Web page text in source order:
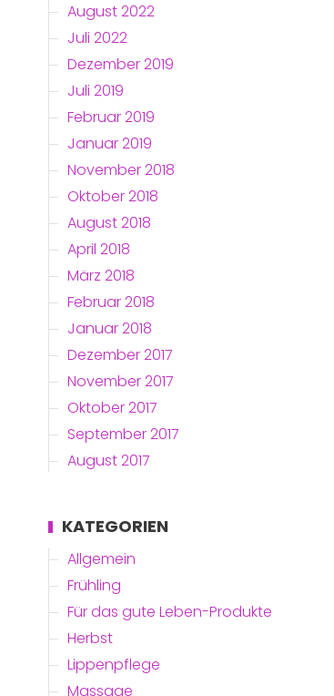
August 2022
Juli 2022
Dezember 2019
Juli 2019
Februar 2019
Januar 2019
November 2018
Oktober 2018
August 2018
April 2018
März 2018
Februar 2018
Januar 2018
Dezember 2017
November 2017
Oktober 2017
September 2017
August 2017
KATEGORIEN
Allgemein
Frühling
Für das gute Leben-Produkte
Herbst
Lippenpflege
Massage